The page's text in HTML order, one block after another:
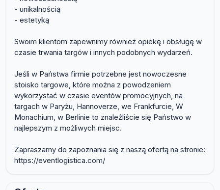
- unikalnością
- estetyką
Swoim klientom zapewnimy również opiekę i obsługę w
czasie trwania targów i innych podobnych wydarzeń.
Jeśli w Państwa firmie potrzebne jest nowoczesne
stoisko targowe, które można z powodzeniem
wykorzystać w czasie eventów promocyjnych, na
targach w Paryżu, Hannoverze, we Frankfurcie, W
Monachium, w Berlinie to znaleźliście się Państwo w
najlepszym z możliwych miejsc.
Zapraszamy do zapoznania się z naszą ofertą na stronie:
https://eventlogistica.com/